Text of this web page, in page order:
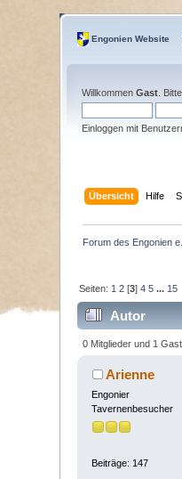
Engonien Website
WillkommenGast .
Einloggen mit
Übersicht Hilfe
Forum des Engonien
Seiten: 1 2 [3]4 5 ... 15
Autor
0 Mitglieder und 1
Arienne
Engonier
Tavernenbesucher
Beiträge: 147